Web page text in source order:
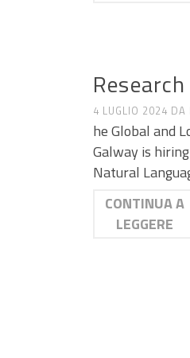
4 LUGLIO 2024 DA
he Global and
Galway is
Natural
CONTINUA A
LEGGERE